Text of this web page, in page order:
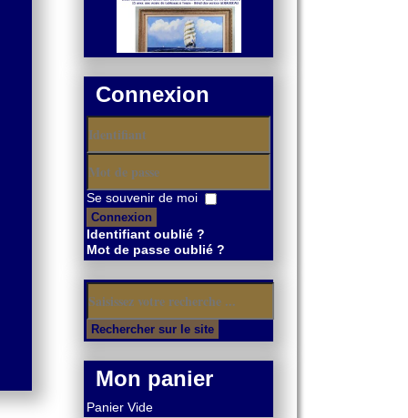
Connexion
Mot
de
passe
Se souvenir de moi
Connexion
Identifiant oublié ?
Mot de passe oublié ?
Mon panier
Panier Vide